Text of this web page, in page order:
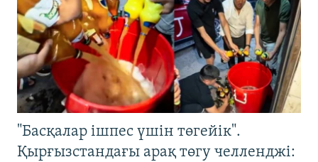
"Басқалар ішпес үшін төгейік".
Қырғызстандағы арақ төгу челленджі: